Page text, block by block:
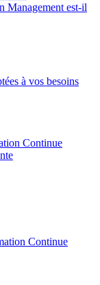
Management est-il
à vos besoins
Continue
Continue